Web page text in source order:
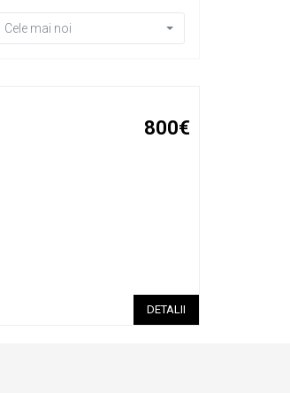
Cele mai noi
800€
DETALII